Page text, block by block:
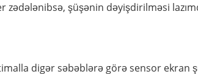
şüşənin dəyişdirilməsi
digər səbəblərə görə sensor ekran